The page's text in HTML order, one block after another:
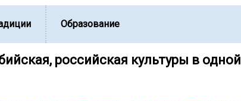
Образование
российская культуры в одной